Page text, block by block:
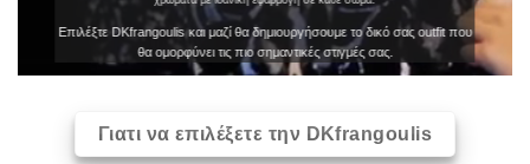
Επιλέξτε DKfrangoulis και μαζί θα δημιουργήσουμε το δικό σας outfit που
θα ομορφύνει τις πιο σημαντικές στιγμές σας.
Γιατι να επιλέξετε την DKfrangoulis